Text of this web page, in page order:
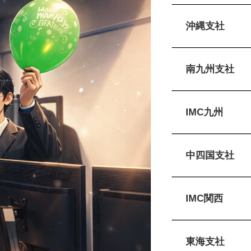
沖縄支社
南九州支社
IMC九州
中四国支社
IMC関西
東海支社